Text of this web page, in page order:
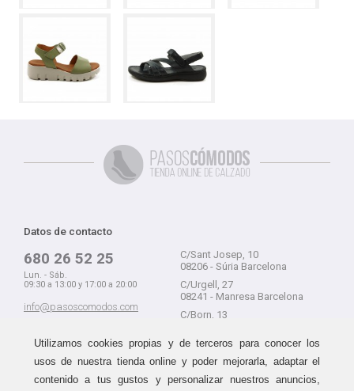
Datos de contacto
680 26 52 25
Lun. - Sáb.
09:30 a 13:00 y 17:00 a 20:00
info@pasoscomodos.com
C/Sant Josep, 10
08206 - Súria Barcelona
C/Urgell, 27
08241 - Manresa Barcelona
C/Born, 13
Utilizamos cookies propias y de terceros para conocer los
usos de nuestra tienda online y poder mejorarla, adaptar el
contenido a tus gustos y personalizar nuestros anuncios,